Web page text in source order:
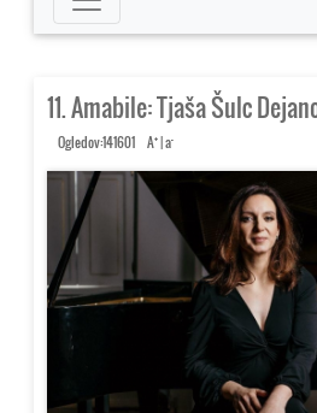
11. Amabile: Tjaša Šulc
Ogledov:141601A+|a-